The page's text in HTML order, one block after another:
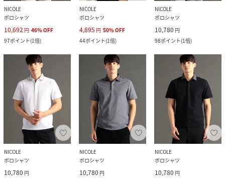
NICOLE
ポロシャツ
10,692 円 46%OFF
97ポイント(1倍)
NICOLE
ポロシャツ
4,895 円 50%OFF
44ポイント(1倍)
NICOLE
ポロシャツ
10,780 円
98ポイント(1倍)
NICOLE
ポロシャツ
10,780 円
NICOLE
ポロシャツ
10,780 円
NICOLE
ポロシャツ
10,780 円